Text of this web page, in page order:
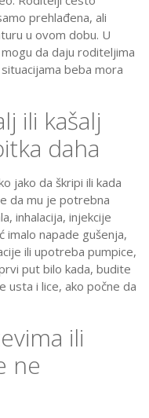
prehlađena, ali
u ovom dobu. U
da daju roditeljima
beba mora
ili kašalj
daha
jako da škripi ili kada
da mu je potrebna
inhalacija, injekcije
napade gušenja,
ili upotreba pumpice,
put bilo kada, budite
usta i lice, ako počne da
ili
ne